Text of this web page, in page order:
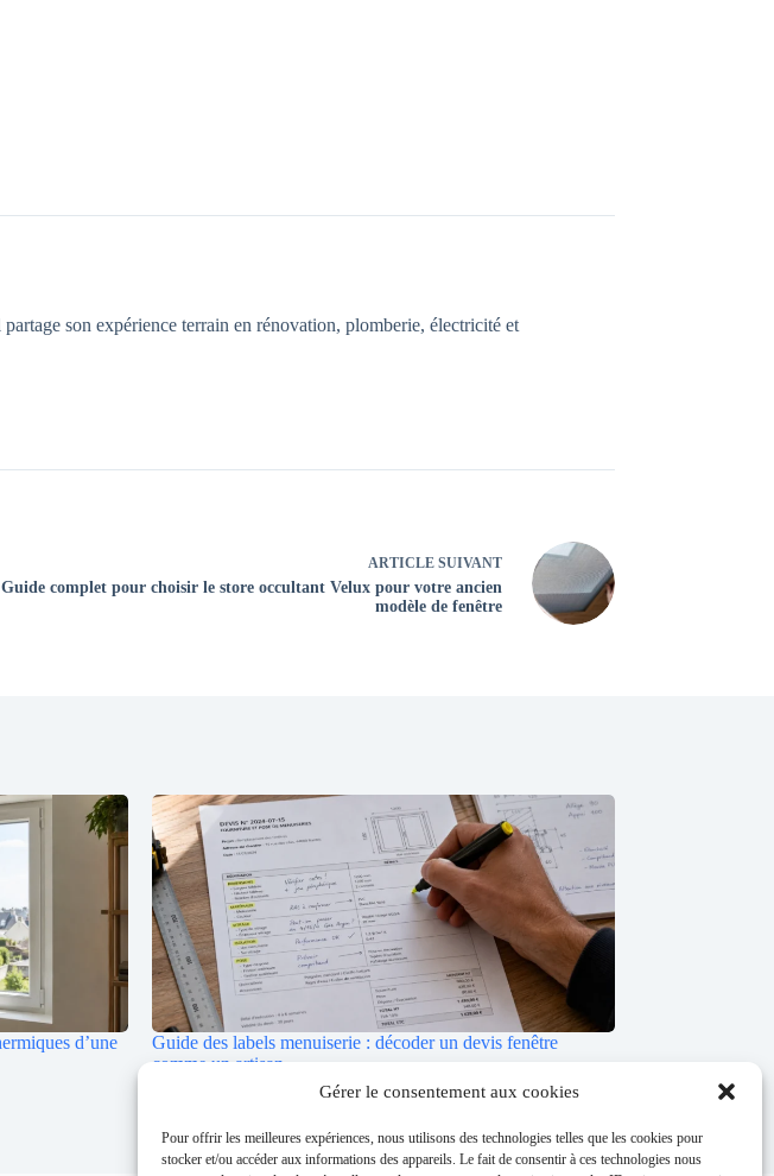
Gérer le consentement aux cookies
Pour offrir les meilleures expériences, nous utilisons des technologies telles que les cookies pour
stocker et/ou accéder aux informations des appareils. Le fait de consentir à ces technologies nous
son expérience terrain en rénovation, plomberie, électricité et
ARTICLESUIVANT
Guide complet pour choisir le store occultant Velux pour votre ancien
modèle de fenêtre
d’une
Guide des labels menuiserie : décoder un devis fenêtre
comme un artisan